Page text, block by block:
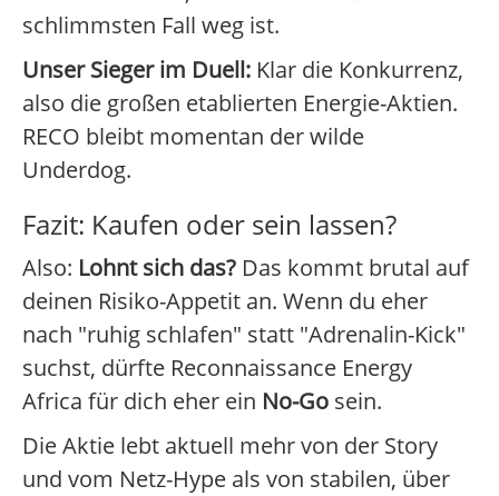
schlimmsten Fall weg ist.
Unser Sieger im Duell: Klar die Konkurrenz,
also die großen etablierten Energie-Aktien.
RECO bleibt momentan der wilde
Underdog.
Fazit: Kaufen oder sein lassen?
Also: Lohnt sich das? Das kommt brutal auf
deinen Risiko-Appetit an. Wenn du eher
nach "ruhig schlafen" statt "Adrenalin-Kick"
suchst, dürfte Reconnaissance Energy
Africa für dich eher ein No-Go sein.
Die Aktie lebt aktuell mehr von der Story
und vom Netz-Hype als von stabilen, über